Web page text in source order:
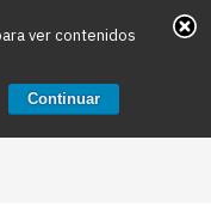
ver contenidos
Continuar
activities? We take
see our privacy
Yes